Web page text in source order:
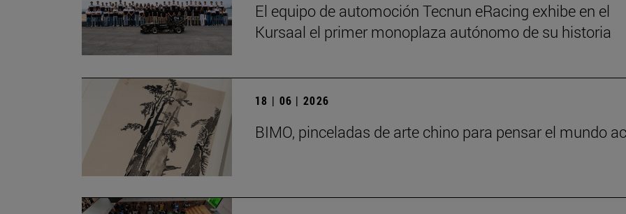
El equipo de automoción Tecnun eRacing exhibe en el
Kursaal el primer monoplaza autónomo de su historia
18 | 06 | 2026
BIMO, pinceladas de arte chino para pensar el mundo